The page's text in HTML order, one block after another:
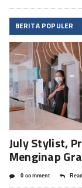
BERITA POPULER
July Stylist,
Menginap
0 comment